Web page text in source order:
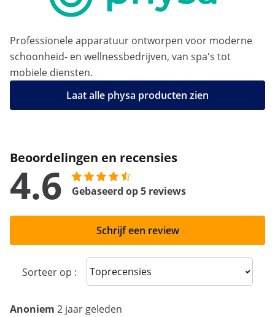
Professionele apparatuur ontworpen voor moderne
schoonheid- en wellnessbedrijven, van spa's tot
mobiele diensten.
Laat alle physa producten zien
Beoordelingen en recensies
4.6 Gebaseerd op 5 reviews
Schrijf een review
Sorteer op : Sort reviews
Anoniem 2 jaar geleden